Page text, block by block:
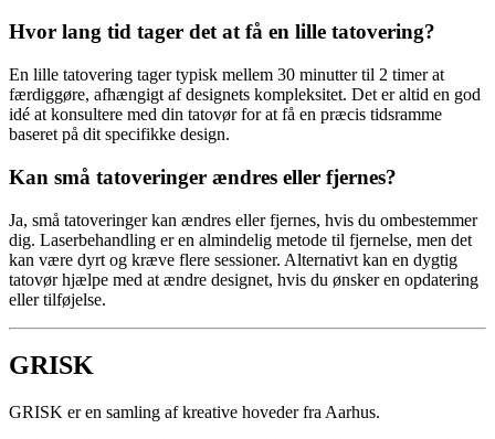
Hvor lang tid tager det at få en lille tatovering?
En lille tatovering tager typisk mellem 30 minutter til 2 timer at
færdiggøre, afhængigt af designets kompleksitet. Det er altid en god
idé at konsultere med din tatovør for at få en præcis tidsramme
baseret på dit specifikke design.
Kan små tatoveringer ændres eller fjernes?
Ja, små tatoveringer kan ændres eller fjernes, hvis du ombestemmer
dig. Laserbehandling er en almindelig metode til fjernelse, men det
kan være dyrt og kræve flere sessioner. Alternativt kan en dygtig
tatovør hjælpe med at ændre designet, hvis du ønsker en opdatering
eller tilføjelse.
GRISK
GRISK er en samling af kreative hoveder fra Aarhus.